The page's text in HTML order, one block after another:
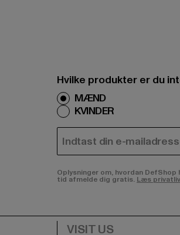
Hvilke produkter er du
MÆND
KVINDER
E-MAIL
Oplysninger om, hvordan
tid afmelde dig gratis. Læs